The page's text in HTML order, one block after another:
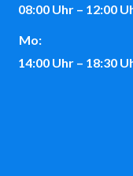
08:00 Uhr – 12:00
Mo:
14:00 Uhr – 18:30